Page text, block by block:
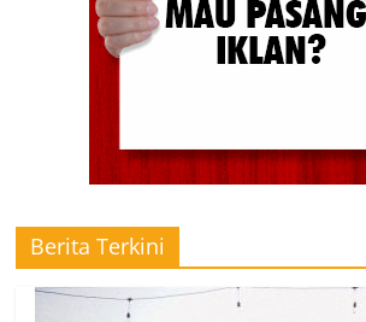
Berita Terkini